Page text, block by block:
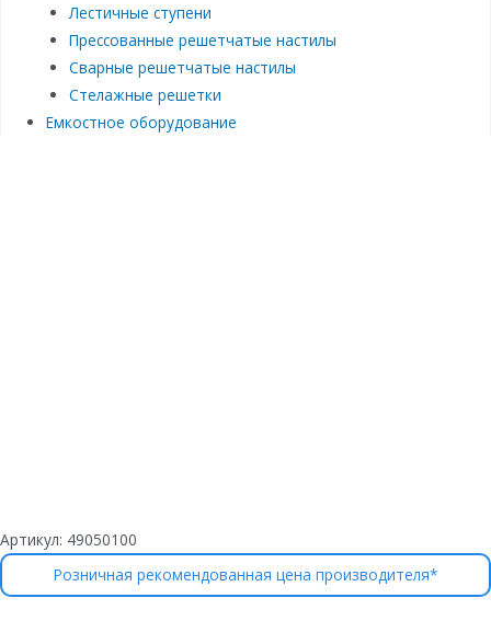
Лестичные ступени
Прессованные решетчатые настилы
Сварные решетчатые настилы
Стелажные решетки
Емкостное оборудование
Артикул: 49050100
Розничная рекомендованная цена производителя*